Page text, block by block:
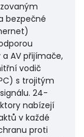
bezpečné
AV přijímače,
vodič
s trojitým
24-
nabízejí
v každé
proti